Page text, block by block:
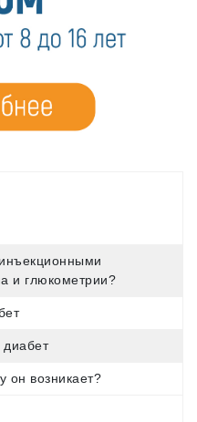
и глюкометрии?
он возникает?